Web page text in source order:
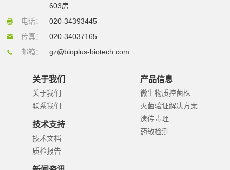
603房
电话：
020-34393445
传真：
020-34037165
邮箱：
gz@bioplus-biotech.com
关于我们
关于我们
联系我们
技术支持
技术文档
质检报告
产品信息
微生物质控菌株
灭菌验证解决方案
遗传毒理
药敏检测